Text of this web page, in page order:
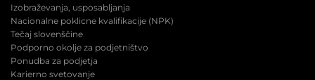
Izobraževanja, usposabljanja
Nacionalne poklicne kvalifikacije (NPK)
Tečaj slovenščine
Podporno okolje za podjetništvo
Ponudba za podjetja
Karierno svetovanje